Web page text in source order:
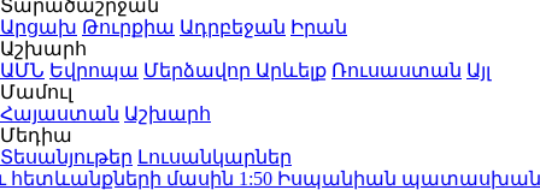
Տարածաշրջան
Արցախ Թուրքիա Ադրբեջան Իրան
Աշխարհ
ԱՄՆ Եվրոպա Մերձավոր Արևելք Ռուսաստան Այլ
Մամուլ
Հայաստան Աշխարհ
Մեդիա
Տեսանյութեր Լուսանկարներ
մասին1:50Իսպանիան պատասխան